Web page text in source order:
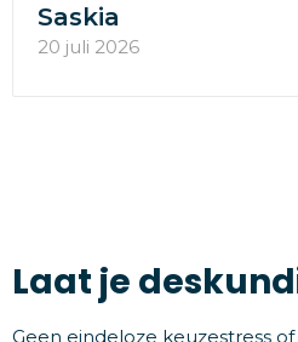
Saskia
20 juli 2026
Laat je
Geen eindeloze keuzestress